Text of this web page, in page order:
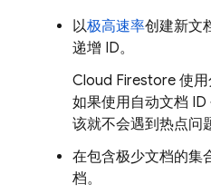
以极高速率创建新文
递增 ID。
Cloud Firestore 使用
如果使用自动文档
该就不会遇到热点问
在包含极少文档的集
档。